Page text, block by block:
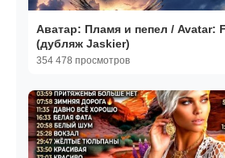
Аватар: Пламя и пепел / Avatar:
(дубляж Jaskier)
354 478 просмотров